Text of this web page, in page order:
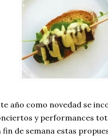
año como novedad se
y performances
fin de semana estas